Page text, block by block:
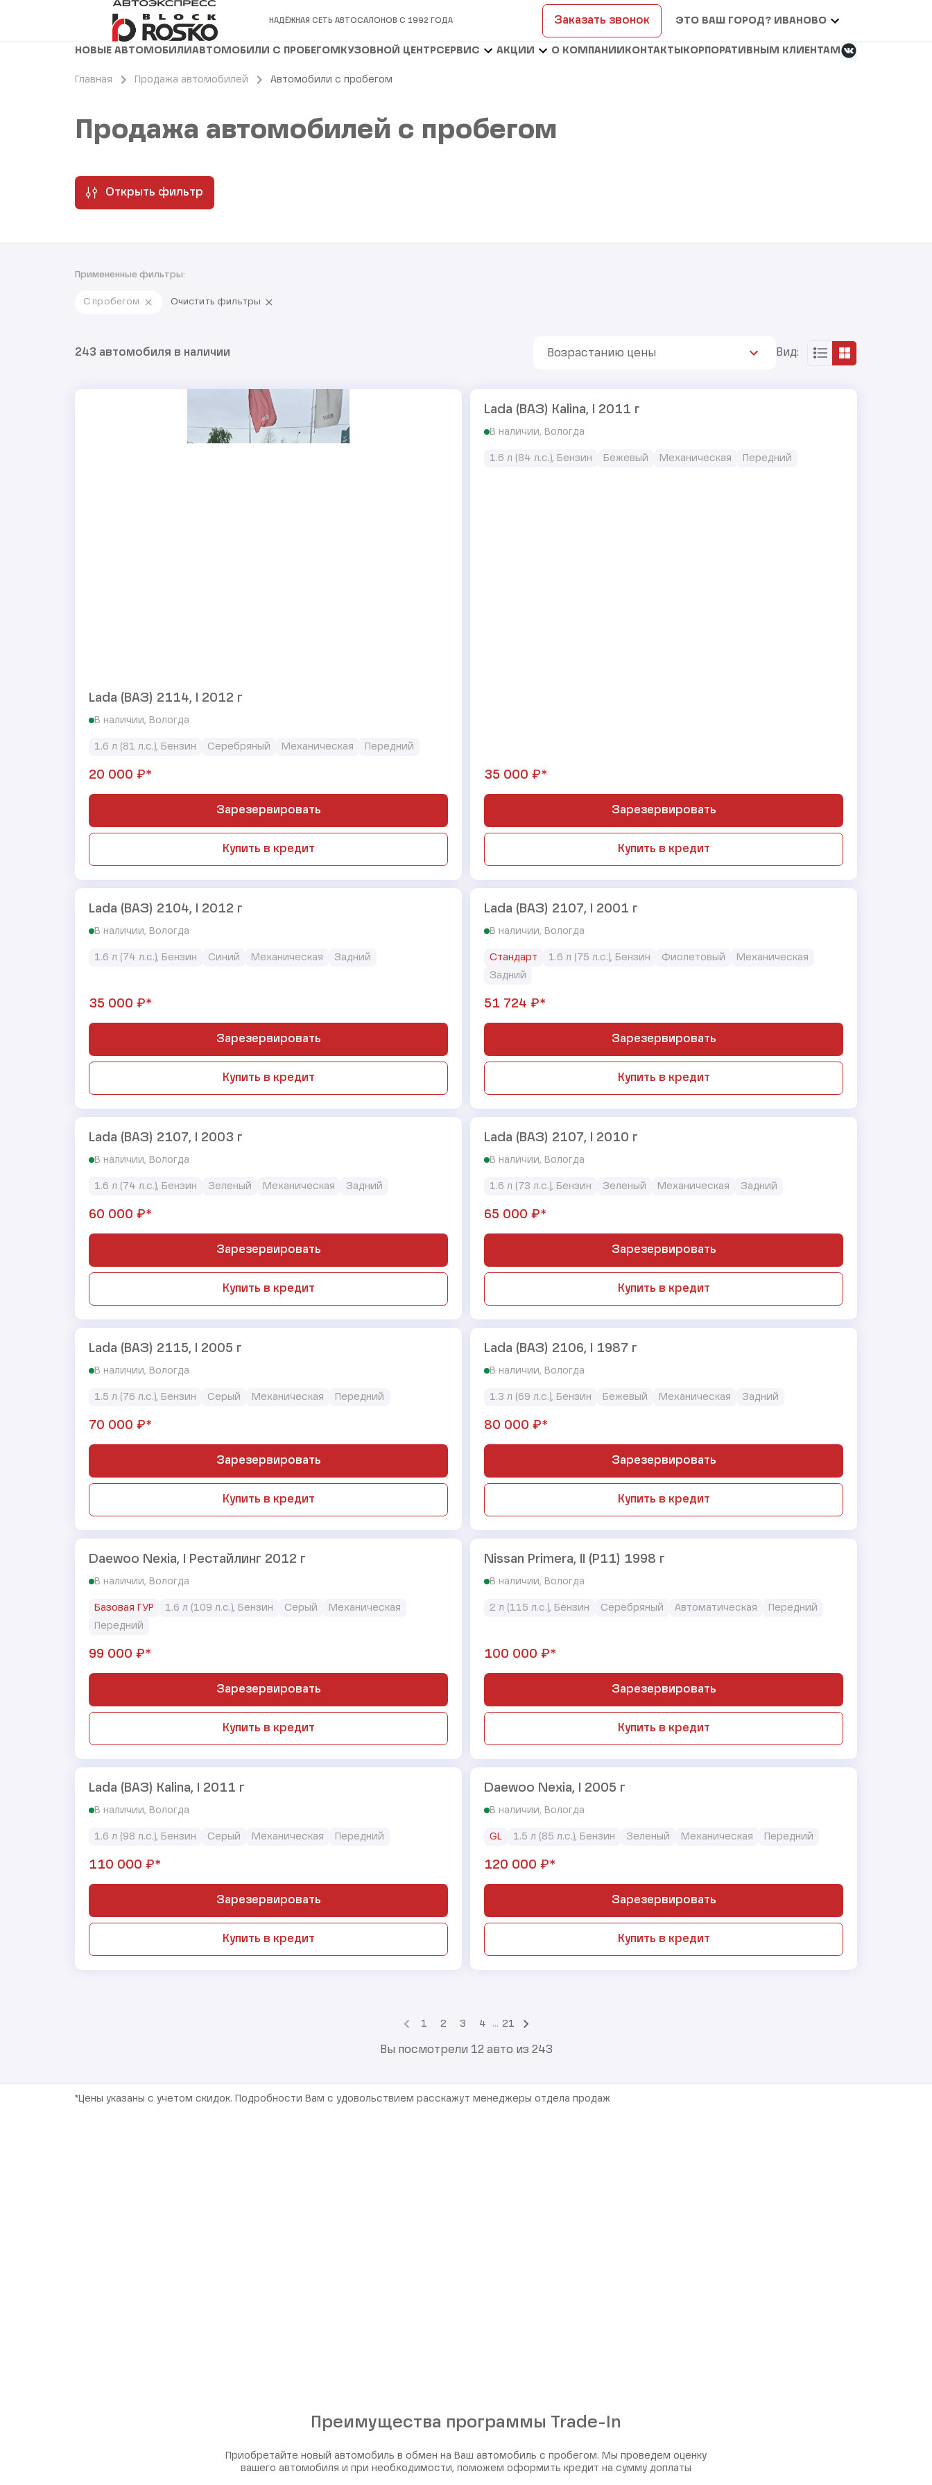
НАДЁЖНАЯ СЕТЬ АВТОСАЛОНОВ С 1992 ГОДА Заказать звонок ЭТО ВАШ ГОРОД? ИВАНОВО
НОВЫЕ АВТОМОБИЛИ АВТОМОБИЛИ С ПРОБЕГОМ КУЗОВНОЙ ЦЕНТРСЕРВИС АКЦИИ О КОМПАНИИ КОНТАКТЫ КОРПОРАТИВНЫМ КЛИЕНТАМ
Главная Продажа автомобилей Автомобили с пробегом
Продажа автомобилей с пробегом
Открыть фильтр
Примененные фильтры:
С пробегом Очистить фильтры
243 автомобиля в наличии Возрастанию цены Вид:
Lada (ВАЗ) 2114, I 2012 г
В наличии, Вологда
1.6 л (81 л.с.), Бензин Серебряный Механическая Передний
20 000 ₽*
Зарезервировать
Купить в кредит
Lada (ВАЗ) Kalina, I 2011 г
В наличии, Вологда
1.6 л (84 л.с.), Бензин Бежевый Механическая Передний
35 000 ₽*
Зарезервировать
Купить в кредит
Lada (ВАЗ) 2104, I 2012 г
В наличии, Вологда
1.6 л (74 л.с.), Бензин Синий Механическая Задний
35 000 ₽*
Зарезервировать
Купить в кредит
Lada (ВАЗ) 2107, I 2001 г
В наличии, Вологда
Стандарт 1.6 л (75 л.с.), Бензин Фиолетовый
Механическая
Задний
51 724 ₽*
Зарезервировать
Купить в кредит
Lada (ВАЗ) 2107, I 2003 г
В наличии, Вологда
1.6 л (74 л.с.), Бензин Зеленый Механическая Задний
60 000 ₽*
Зарезервировать
Купить в кредит
Lada (ВАЗ) 2107, I 2010 г
В наличии, Вологда
1.6 л (73 л.с.), Бензин Зеленый Механическая Задний
65 000 ₽*
Зарезервировать
Купить в кредит
Lada (ВАЗ) 2115, I 2005 г
В наличии, Вологда
1.5 л (76 л.с.), Бензин Серый Механическая Передний
70 000 ₽*
Зарезервировать
Купить в кредит
Lada (ВАЗ) 2106, I 1987 г
В наличии, Вологда
1.3 л (69 л.с.), Бензин Бежевый Механическая Задний
80 000 ₽*
Зарезервировать
Купить в кредит
Daewoo Nexia, I Рестайлинг 2012 г
В наличии, Вологда
Базовая ГУР 1.6 л (109 л.с.), Бензин Серый
Механическая
Передний
99 000 ₽*
Зарезервировать
Купить в кредит
Nissan Primera, II (P11) 1998 г
В наличии, Вологда
2 л (115 л.с.), Бензин Серебряный Автоматическая Передний
100 000 ₽*
Зарезервировать
Купить в кредит
Lada (ВАЗ) Kalina, I 2011 г
В наличии, Вологда
1.6 л (98 л.с.), Бензин Серый Механическая Передний
110 000 ₽*
Зарезервировать
Купить в кредит
Daewoo Nexia, I 2005 г
В наличии, Вологда
GL 1.5 л (85 л.с.), Бензин Зеленый Механическая Передний
120 000 ₽*
Зарезервировать
Купить в кредит
1 2 3 4 ... 21
Вы посмотрели 12 авто из 243
*Цены указаны с учетом скидок. Подробности Вам с удовольствием расскажут менеджеры отдела продаж
Преимущества программы Trade-In
Приобретайте новый автомобиль в обмен на Ваш автомобиль с пробегом. Мы проведем оценку
вашего автомобиля и при необходимости, поможем оформить кредит на сумму доплаты